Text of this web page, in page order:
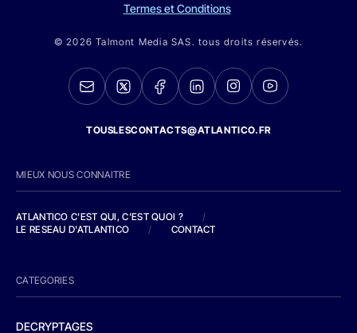
Termes et Conditions
© 2026 Talmont Media SAS. tous droits réservés.
TOUSLESCONTACTS@ATLANTICO.FR
MIEUX NOUS CONNAITRE
ATLANTICO C'EST QUI, C'EST QUOI ?
/
LE RESEAU D'ATLANTICO
/ CONTACT
CATEGORIES
DECRYPTAGES